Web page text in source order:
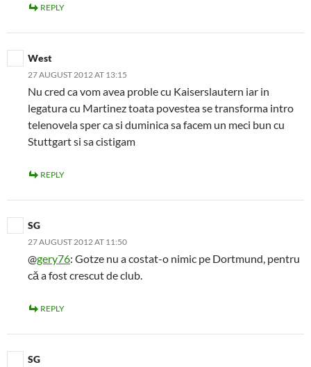
REPLY
West
27 AUGUST 2012 AT 13:15
Nu cred ca vom avea proble cu Kaiserslautern iar in
legatura cu Martinez toata povestea se transforma intro
telenovela sper ca si duminica sa facem un meci bun cu
Stuttgart si sa cistigam
REPLY
SG
27 AUGUST 2012 AT 11:50
@gery76: Gotze nu a costat-o nimic pe Dortmund, pentru
că a fost crescut de club.
REPLY
SG